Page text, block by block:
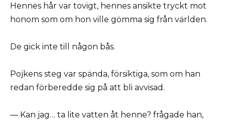
Hennes hår var tovigt, hennes ansikte tryckt mot
honom som om hon ville gömma sig från världen.
De gick inte till någon bås.
Pojkens steg var spända, försiktiga, som om han
redan förberedde sig på att bli avvisad.
— Kan jag… ta lite vatten åt henne? frågade han,